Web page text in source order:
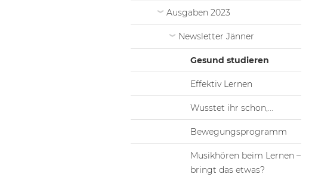
Ausgaben 2023
Newsletter Jänner
Gesund studieren
Effektiv Lernen
Wusstet ihr schon,...
Bewegungsprogramm
Musikhören beim Lernen –
bringt das etwas?